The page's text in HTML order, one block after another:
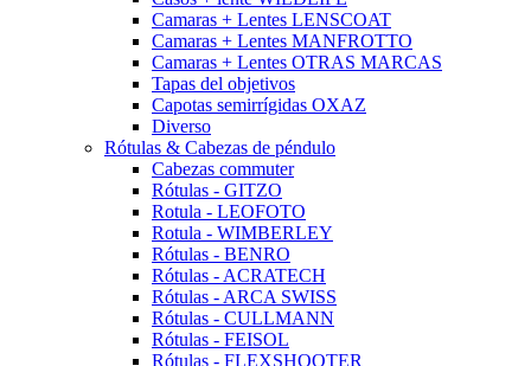
Camaras + Lentes LENSCOAT
Camaras + Lentes MANFROTTO
Camaras + Lentes OTRAS MARCAS
Tapas del objetivos
Capotas semirrígidas OXAZ
Diverso
Rótulas & Cabezas de péndulo
Cabezas commuter
Rótulas - GITZO
Rotula - LEOFOTO
Rotula - WIMBERLEY
Rótulas - BENRO
Rótulas - ACRATECH
Rótulas - ARCA SWISS
Rótulas - CULLMANN
Rótulas - FEISOL
Rótulas - FLEXSHOOTER